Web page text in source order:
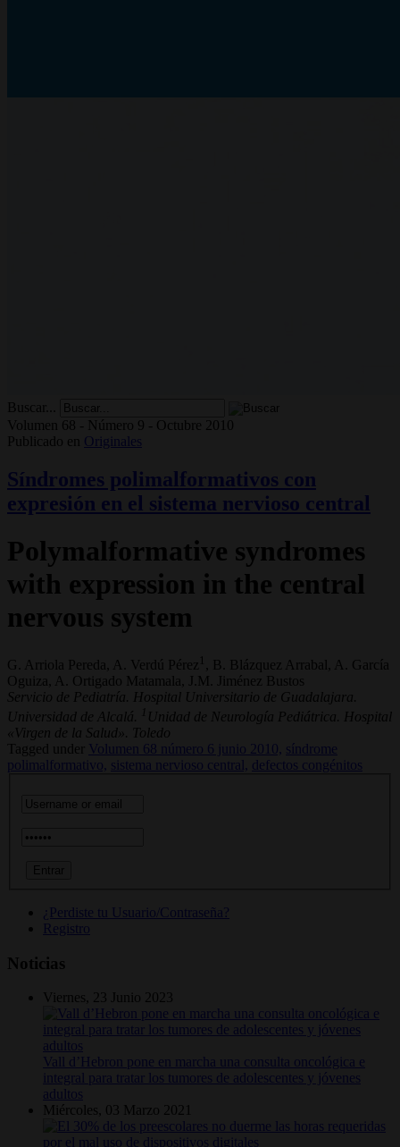
Buscar...
Volumen 68 - Número 9 - Octubre 2010
Publicado en
Originales
Síndromes polimalformativos con
expresión en el sistema nervioso central
Polymalformative syndromes
with expression in the central
nervous system
G. Arriola Pereda, A. Verdú Pérez 1
, B. Blázquez Arrabal, A. García
Oguiza, A. Ortigado Matamala, J.M. Jiménez Bustos
Servicio de Pediatría. Hospital Universitario de Guadalajara.
Universidad de Alcalá. 1 Unidad de Neurología Pediátrica. Hospital
«Virgen de la Salud». Toledo
Tagged under
Volumen 68 número 6 junio 2010, síndrome
polimalformativo, sistema nervioso central, defectos congénitos
¿Perdiste tu Usuario/Contraseña?
Registro
Noticias
Viernes, 23 Junio 2023
Vall d’Hebron pone en marcha una consulta oncológica e
integral para tratar los tumores de adolescentes y jóvenes
adultos
Miércoles, 03 Marzo 2021